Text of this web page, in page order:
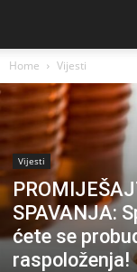
Home Vijesti
Vijesti
SPAVANJA:
ćete se
raspoloženja!